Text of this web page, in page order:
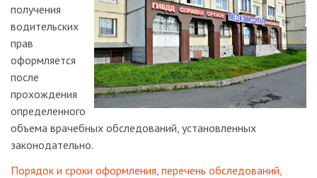
получения
водительских
прав
оформляется
после
прохождения
определенного
объема врачебных обследований, установленных
законодательно.
Порядок и сроки оформления, перечень обследований,